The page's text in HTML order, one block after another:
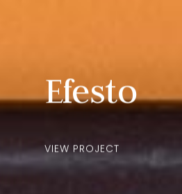
Efesto
VIEW PROJECT